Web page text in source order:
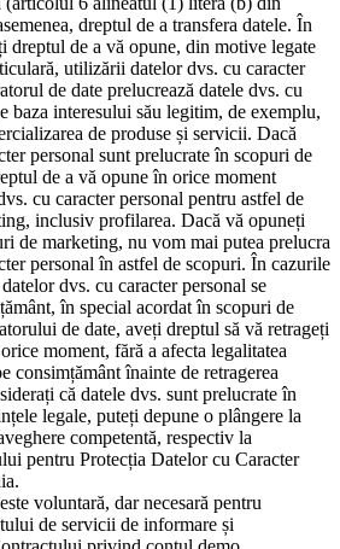
dreptul de a transfera datele. În
dreptul de a vă opune, din motive legate
utilizării datelor dvs. cu caracter
de date prelucrează datele dvs. cu
baza interesului său legitim, de exemplu,
de produse și servicii. Dacă
personal sunt prelucrate în scopuri de
de a vă opune în orice moment
cu caracter personal pentru astfel de
inclusiv profilarea. Dacă vă opuneți
de marketing, nu vom mai putea prelucra
personal în astfel de scopuri. În cazurile
dvs. cu caracter personal se
în special acordat în scopuri de
de date, aveți dreptul să vă retrageți
moment, fără a afecta legalitatea
consimțământ înainte de retragerea
că datele dvs. sunt prelucrate în
legale, puteți depune o plângere la
competentă, respectiv la
pentru Protecția Datelor cu Caracter
voluntară, dar necesară pentru
de servicii de informare și